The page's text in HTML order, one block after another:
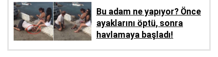
Bu adam ne yapıyor? Önce
ayaklarını öptü, sonra
havlamaya başladı!